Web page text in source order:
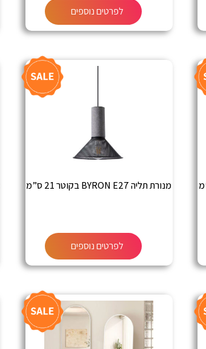
לפרטים נוספים
מנורת תליה BYRON E27 בקוטר 21 ס”מ
לפרטים נוספים